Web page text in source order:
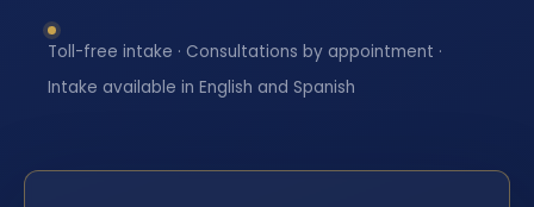
Toll-free intake · Consultations by appointment ·
Intake available in English and Spanish